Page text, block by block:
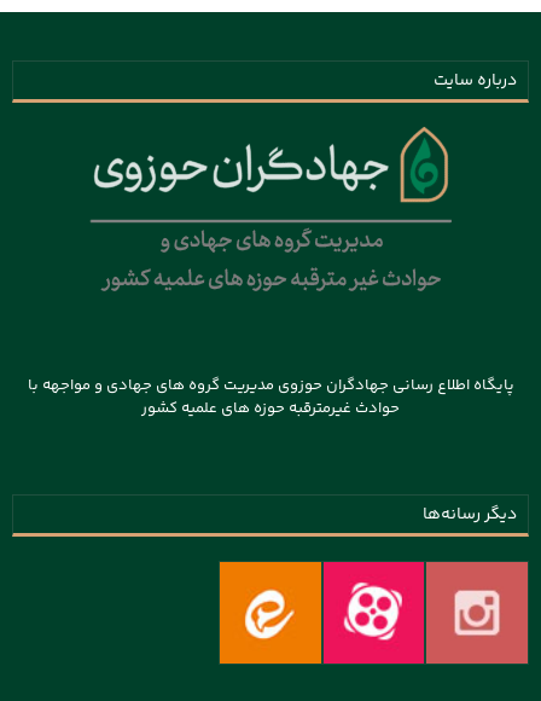
درباره سایت
پایگاه اطلاع رسانی جهادگران حوزوی مدیریت گروه های جهادی و مواجهه با
حوادث غیرمترقبه حوزه های علمیه کشور
دیگر رسانه‌ها